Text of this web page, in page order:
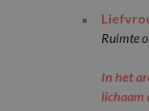
Ruimte
In het
lichaam